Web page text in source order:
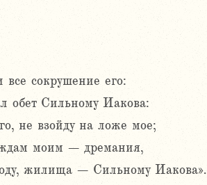
сокрушение его:
обет Сильному Иакова:
не взойду на ложе мое;
моим – дремания,
жилища – Сильному Иакова».